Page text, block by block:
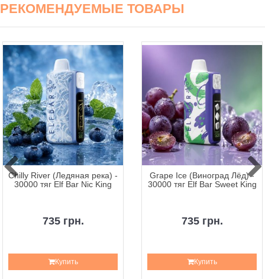
РЕКОМЕНДУЕМЫЕ ТОВАРЫ
Chilly River (Ледяная река) -
30000 тяг Elf Bar Nic King
735 грн.
Купить
Grape Ice (Виноград Лёд) -
30000 тяг Elf Bar Sweet King
735 грн.
Купить